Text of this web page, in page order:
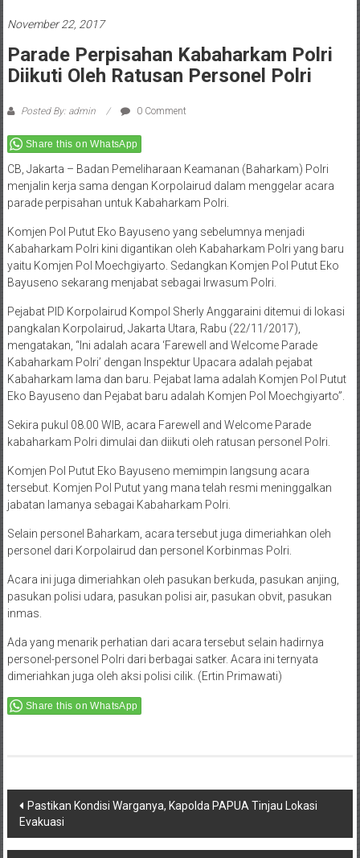
November 22, 2017
Parade Perpisahan Kabaharkam Polri
Diikuti Oleh Ratusan Personel Polri
Posted By: admin 0 Comment
Share this on WhatsApp
CB, Jakarta – Badan Pemeliharaan Keamanan (Baharkam) Polri
menjalin kerja sama dengan Korpolairud dalam menggelar acara
parade perpisahan untuk Kabaharkam Polri.
Komjen Pol Putut Eko Bayuseno yang sebelumnya menjadi
Kabaharkam Polri kini digantikan oleh Kabaharkam Polri yang baru
yaitu Komjen Pol Moechgiyarto. Sedangkan Komjen Pol Putut Eko
Bayuseno sekarang menjabat sebagai Irwasum Polri.
Pejabat PID Korpolairud Kompol Sherly Anggaraini ditemui di lokasi
pangkalan Korpolairud, Jakarta Utara, Rabu (22/11/2017),
mengatakan, “Ini adalah acara ‘Farewell and Welcome Parade
Kabaharkam Polri’ dengan Inspektur Upacara adalah pejabat
Kabaharkam lama dan baru. Pejabat lama adalah Komjen Pol Putut
Eko Bayuseno dan Pejabat baru adalah Komjen Pol Moechgiyarto”.
Sekira pukul 08.00 WIB, acara Farewell and Welcome Parade
kabaharkam Polri dimulai dan diikuti oleh ratusan personel Polri.
Komjen Pol Putut Eko Bayuseno memimpin langsung acara
tersebut. Komjen Pol Putut yang mana telah resmi meninggalkan
jabatan lamanya sebagai Kabaharkam Polri.
Selain personel Baharkam, acara tersebut juga dimeriahkan oleh
personel dari Korpolairud dan personel Korbinmas Polri.
Acara ini juga dimeriahkan oleh pasukan berkuda, pasukan anjing,
pasukan polisi udara, pasukan polisi air, pasukan obvit, pasukan
inmas.
Ada yang menarik perhatian dari acara tersebut selain hadirnya
personel-personel Polri dari berbagai satker. Acara ini ternyata
dimeriahkan juga oleh aksi polisi cilik. (Ertin Primawati)
Share this on WhatsApp
Post
navigation
Pastikan Kondisi Warganya, Kapolda PAPUA Tinjau Lokasi
Evakuasi